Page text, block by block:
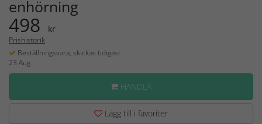
enhörning
498 kr
Prishistorik
Beställningsvara, skickas tidigast
23 Aug
HANDLA
Lägg till i favoriter